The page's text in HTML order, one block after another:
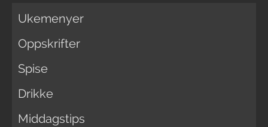
Ukemenyer
Oppskrifter
Spise
Drikke
Middagstips